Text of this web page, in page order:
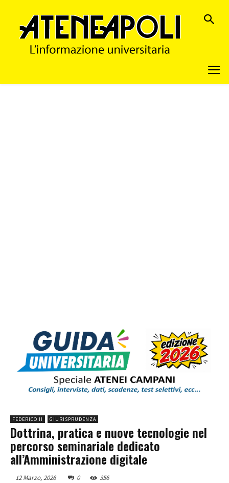
FEDERICO II GIURISPRUDENZA
Dottrina, pratica e nuove tecnologie nel
percorso seminariale dedicato
all’Amministrazione digitale
12 Marzo, 2026 0 356